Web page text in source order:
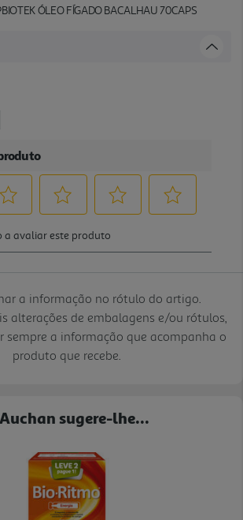
ÓLEO FÍGADO BACALHAU 70CAPS
a informação no rótulo do artigo.
alterações de embalagens e/ou rótulos,
sempre a informação que acompanha o
produto que recebe.
sugere-lhe...